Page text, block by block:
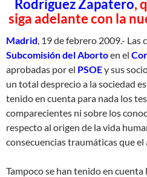
Rodríguez Zapatero,
siga adelante con la
Madrid, 19 de febrero 2009.- Las
Subcomisión del Abortoen el
aprobadas por el PSOEy sus
un total desprecio a la sociedad
tenido en cuenta para nada los
comparecientes ni sobre los
respecto al origen de la vida
consecuencias traumáticas que
Tampoco se han tenido en